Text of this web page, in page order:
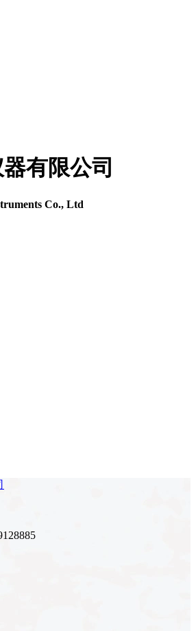
有限公司
Co., Ltd